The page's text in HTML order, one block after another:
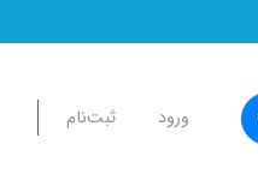
ورود ثبت‌نام